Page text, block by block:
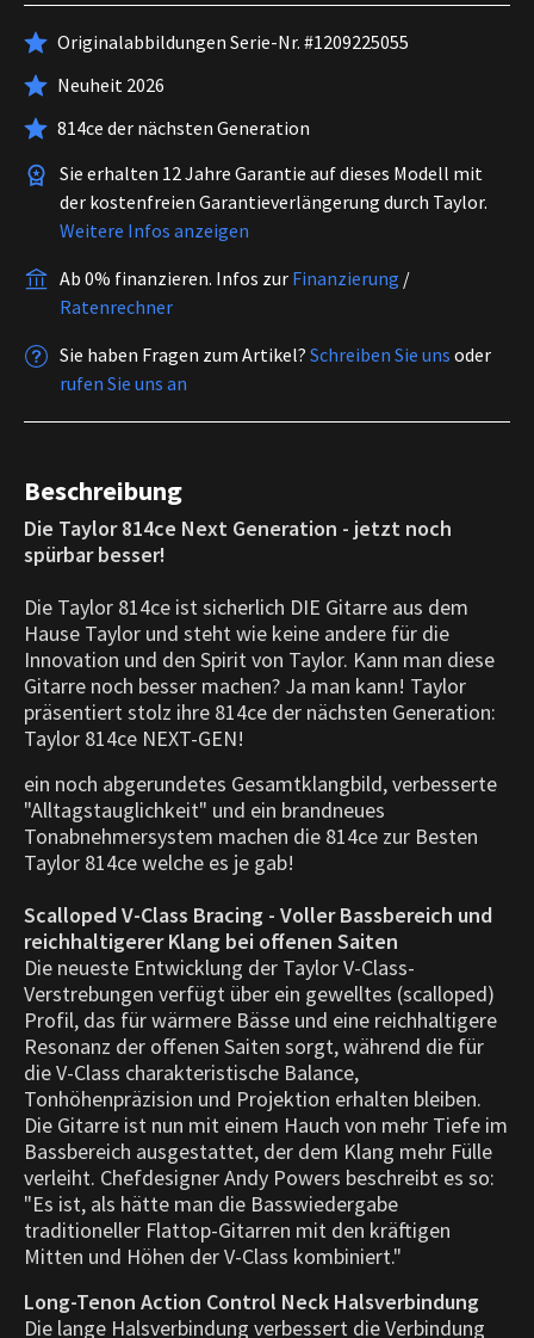
Originalabbildungen Serie-Nr. #1209225055
Neuheit 2026
814ce der nächsten Generation
Sie erhalten 12 Jahre Garantie auf dieses Modell mit
der kostenfreien Garantieverlängerung durch Taylor.
Weitere Infos anzeigen
Ab 0% finanzieren. Infos zur Finanzierung /
Ratenrechner
Sie haben Fragen zum Artikel? Schreiben Sie uns oder
rufen Sie uns an
Beschreibung
Die Taylor 814ce Next Generation - jetzt noch
spürbar besser!
Die Taylor 814ce ist sicherlich DIE Gitarre aus dem
Hause Taylor und steht wie keine andere für die
Innovation und den Spirit von Taylor. Kann man diese
Gitarre noch besser machen? Ja man kann! Taylor
präsentiert stolz ihre 814ce der nächsten Generation:
Taylor 814ce NEXT-GEN!
ein noch abgerundetes Gesamtklangbild, verbesserte
"Alltagstauglichkeit" und ein brandneues
Tonabnehmersystem machen die 814ce zur Besten
Taylor 814ce welche es je gab!
Scalloped V-Class Bracing - Voller Bassbereich und
reichhaltigerer Klang bei offenen Saiten
Die neueste Entwicklung der Taylor V-Class-
Verstrebungen verfügt über ein gewelltes (scalloped)
Profil, das für wärmere Bässe und eine reichhaltigere
Resonanz der offenen Saiten sorgt, während die für
die V-Class charakteristische Balance,
Tonhöhenpräzision und Projektion erhalten bleiben.
Die Gitarre ist nun mit einem Hauch von mehr Tiefe im
Bassbereich ausgestattet, der dem Klang mehr Fülle
verleiht. Chefdesigner Andy Powers beschreibt es so:
"Es ist, als hätte man die Basswiedergabe
traditioneller Flattop-Gitarren mit den kräftigen
Mitten und Höhen der V-Class kombiniert."
Long-Tenon Action Control Neck Halsverbindung
Die lange Halsverbindung verbessert die Verbindung